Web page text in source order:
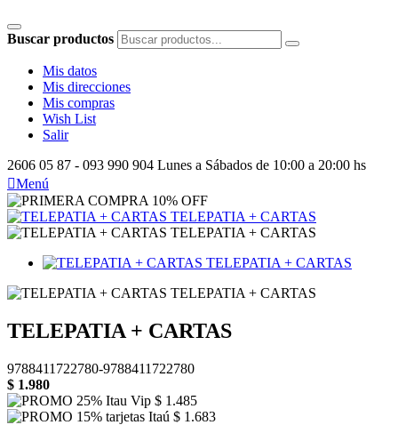
Buscar productos
Mis datos
Mis direcciones
Mis compras
Wish List
Salir
2606 05 87 - 093 990 904 Lunes a Sábados de 10:00 a 20:00 hs
Menú
TELEPATIA + CARTAS
9788411722780-9788411722780
$ 1.980
$ 1.485
$ 1.683